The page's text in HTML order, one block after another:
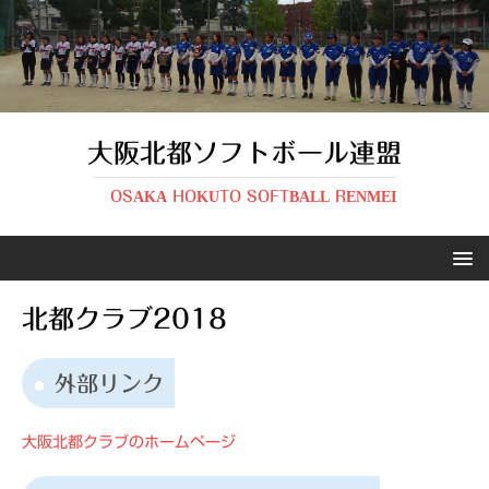
大阪北都ソフトボール連盟
OSAKA HOKUTO SOFTBALL RENMEI
北都クラブ2018
外部リンク
大阪北都クラブのホームページ